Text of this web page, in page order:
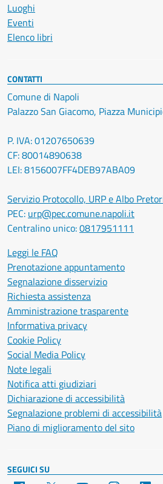
Luoghi
Eventi
Elenco libri
CONTATTI
Comune di Napoli
Palazzo San Giacomo, Piazza
P. IVA: 01207650639
CF: 80014890638
LEI: 8156007FF4DEB97ABA09
Servizio Protocollo, URP e Albo
PEC: urp@pec.comune.napoli.it
Centralino unico:0817951111
Leggi le FAQ
Prenotazione appuntamento
Segnalazione disservizio
Richiesta assistenza
Amministrazione trasparente
Informativa privacy
Cookie Policy
Social Media Policy
Note legali
Notifica atti giudiziari
Dichiarazione di accessibilità
Segnalazione problemi di accessibilità
Piano di miglioramento del sito
SEGUICI SU